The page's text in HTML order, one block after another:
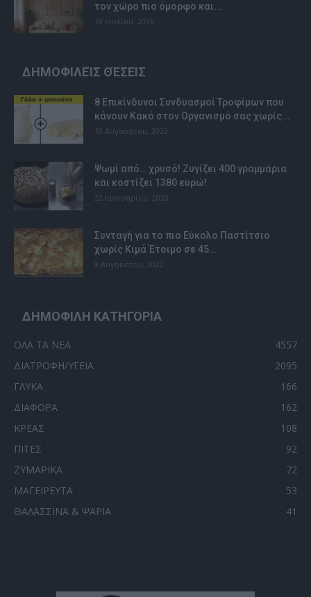
τον χώρο πιο όμορφο και...
18 Ιουλίου, 2026
ΔΗΜΟΦΙΛΕΊΣ ΘΈΣΕΙΣ
8 Επικίνδυνοι Συνδυασμοί Τροφίμων που
κάνουν Κακό στον Οργανισμό σας χωρίς...
10 Αυγούστου, 2022
Ψωμί από… χρυσό! Ζυγίζει 400 γραμμάρια
και κοστίζει 1380 ευρώ!
22 Ιανουαρίου, 2020
Συνταγή για το πιο Εύκολο Παστίτσιο
χωρίς Κιμά Έτοιμο σε 45...
9 Αυγούστου, 2022
ΔΗΜΟΦΙΛΗ ΚΑΤΗΓΟΡΙΑ
ΟΛΑ ΤΑ ΝΕΑ
4557
ΔΙΑΤΡΟΦΗ/ΥΓΕΙΑ
2095
ΓΛΥΚΑ
166
ΔΙΑΦΟΡΑ
162
ΚΡΕΑΣ
108
ΠΙΤΕΣ
92
ΖΥΜΑΡΙΚΑ
72
ΜΑΓΕΙΡΕΥΤΑ
53
ΘΑΛΑΣΣΙΝΑ & ΨΑΡΙΑ
41